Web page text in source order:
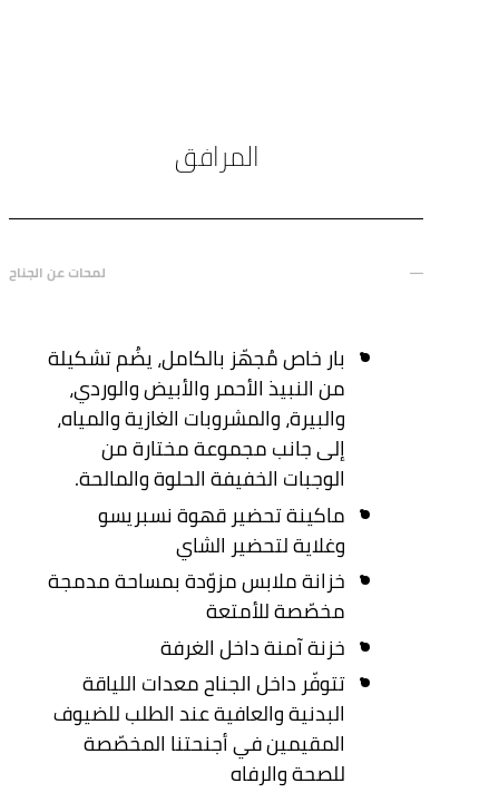
المرافق
لمحات عن الجناح
بار خاص مُجهّز بالكامل، يضُم تشكيلة
من النبيذ الأحمر والأبيض والوردي،
والبيرة، والمشروبات الغازية والمياه،
إلى جانب مجموعة مختارة من
الوجبات الخفيفة الحلوة والمالحة.
ماكينة تحضير قهوة نسبريسو
وغلاية لتحضير الشاي
خزانة ملابس مزوّدة بمساحة مدمجة
مخصّصة للأمتعة
خزنة آمنة داخل الغرفة
تتوفّر داخل الجناح معدات اللياقة
البدنية والعافية عند الطلب للضيوف
المقيمين في أجنحتنا المخصّصة
للصحة والرفاه